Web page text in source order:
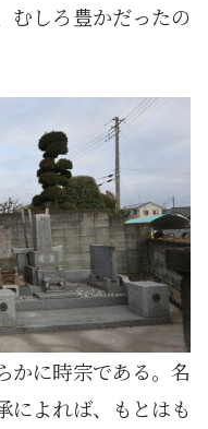
むしろ豊かだったの
かに時宗である。名
によれば、もとはも